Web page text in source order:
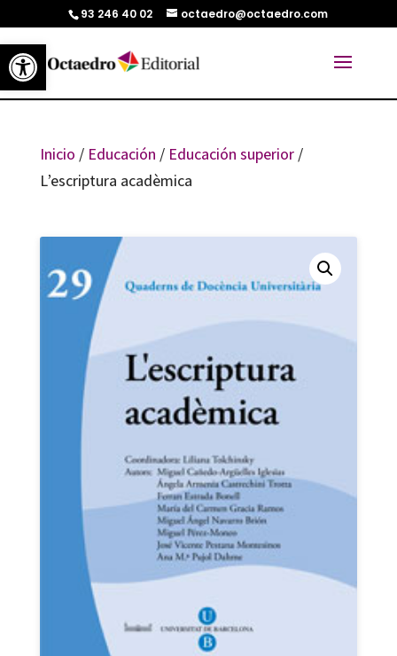
Abrir barra de herramientas
93 246 40 02 octaedro@octaedro.com
Inicio / Educación / Educación superior/
L’escriptura acadèmica